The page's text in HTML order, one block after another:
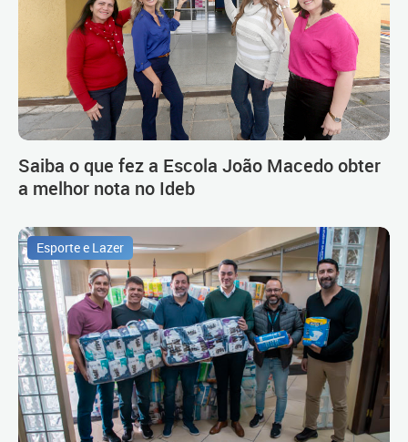
Saiba o que fez a Escola João Macedo obter
a melhor nota no Ideb
Esporte e Lazer